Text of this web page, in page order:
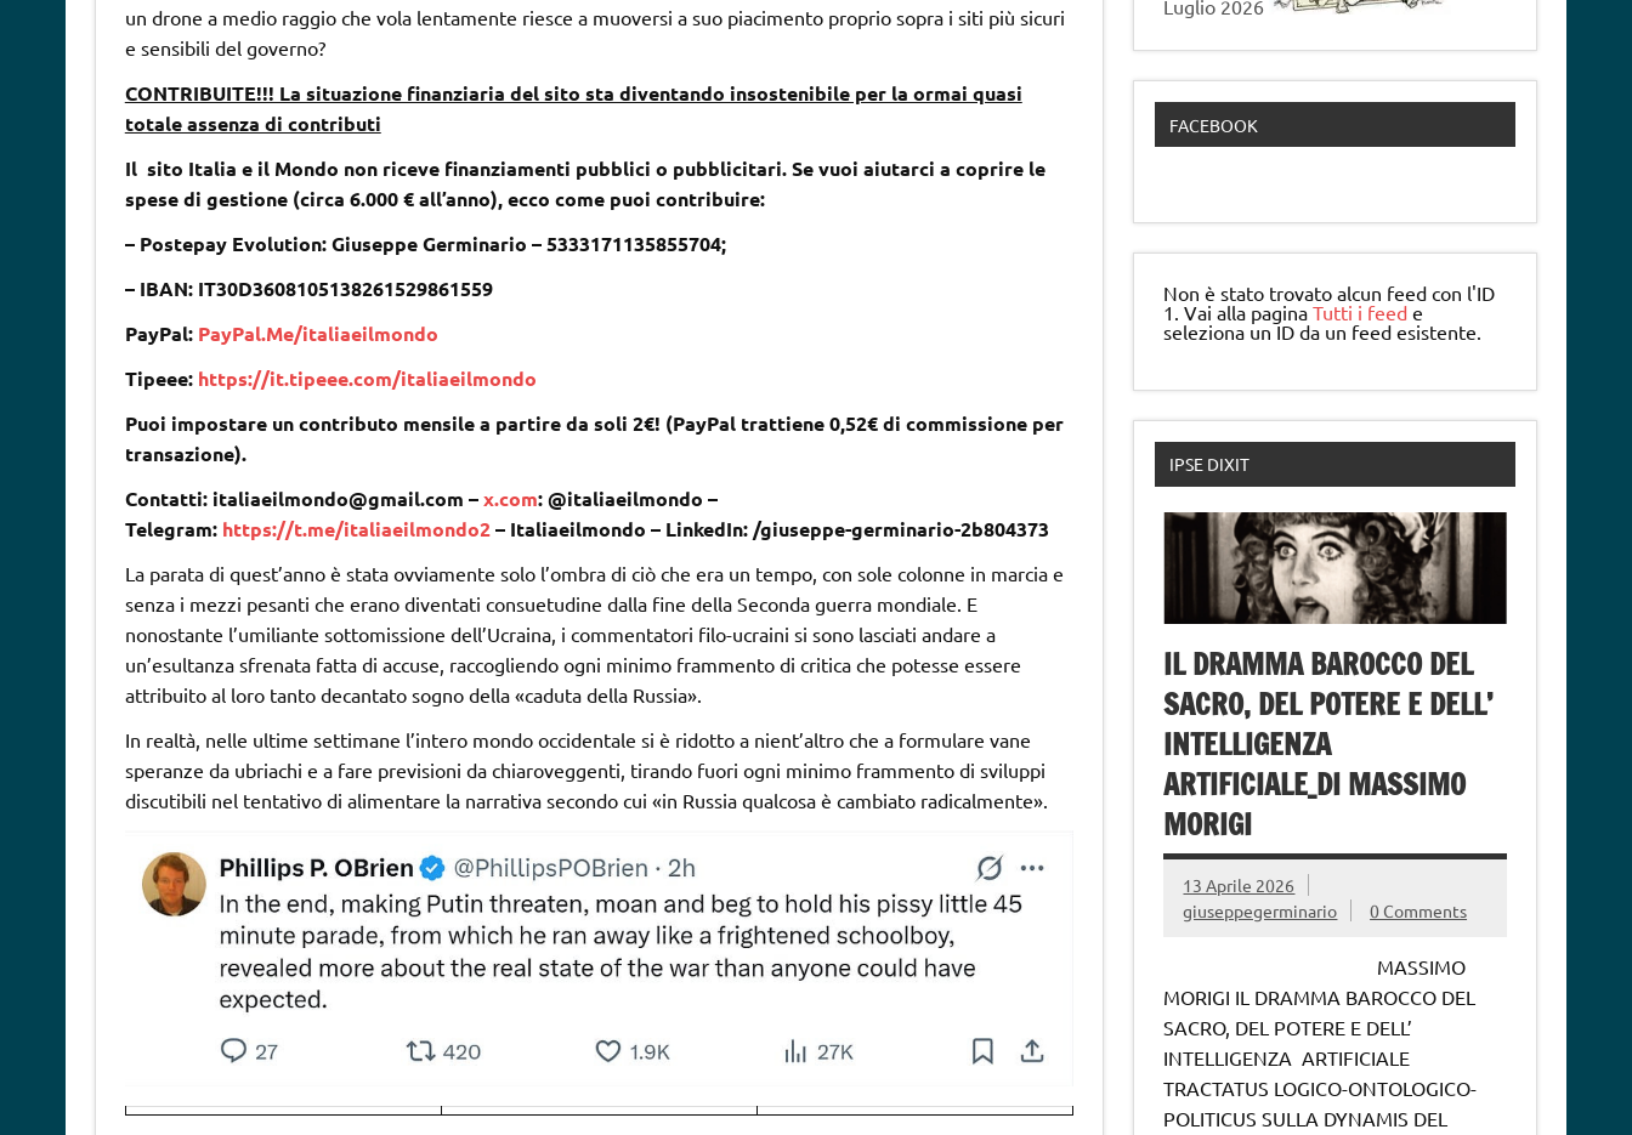
un drone a medio raggio che vola lentamente riesce a muoversi a suo piacimento proprio sopra i siti più sicuri
e sensibili del governo?
CONTRIBUITE!!! La situazione finanziaria del sito sta diventando insostenibile per la ormai quasi
totale assenza di contributi
Il sito Italia e il Mondo non riceve finanziamenti pubblici o pubblicitari. Se vuoi aiutarci a coprire le
spese di gestione (circa 6.000 € all’anno), ecco come puoi contribuire:
– Postepay Evolution: Giuseppe Germinario – 5333171135855704;
– IBAN: IT30D3608105138261529861559
PayPal: PayPal.Me/italiaeilmondo
Tipeee: https://it.tipeee.com/italiaeilmondo
Puoi impostare un contributo mensile a partire da soli 2€! (PayPal trattiene 0,52€ di commissione per
transazione).
Contatti: italiaeilmondo@gmail.com –x.com: @italiaeilmondo –
Telegram: https://t.me/italiaeilmondo2– Italiaeilmondo – LinkedIn: /giuseppe-germinario-2b804373
La parata di quest’anno è stata ovviamente solo l’ombra di ciò che era un tempo, con sole colonne in marcia e
senza i mezzi pesanti che erano diventati consuetudine dalla fine della Seconda guerra mondiale. E
nonostante l’umiliante sottomissione dell’Ucraina, i commentatori filo-ucraini si sono lasciati andare a
un’esultanza sfrenata fatta di accuse, raccogliendo ogni minimo frammento di critica che potesse essere
attribuito al loro tanto decantato sogno della «caduta della Russia».
In realtà, nelle ultime settimane l’intero mondo occidentale si è ridotto a nient’altro che a formulare vane
speranze da ubriachi e a fare previsioni da chiaroveggenti, tirando fuori ogni minimo frammento di sviluppi
discutibili nel tentativo di alimentare la narrativa secondo cui «in Russia qualcosa è cambiato radicalmente».
Luglio 2026
FACEBOOK
Non è stato trovato alcun feed con l'ID
1. Vai alla paginaTutti i feed e
seleziona un ID da un feed esistente.
IPSE DIXIT
IL DRAMMA BAROCCO DEL
SACRO, DEL POTERE E DELL’
INTELLIGENZA
ARTIFICIALE_DI MASSIMO
MORIGI
13 Aprile 2026
giuseppegerminario
0 Comments
MASSIMO
MORIGI IL DRAMMA BAROCCO DEL
SACRO, DEL POTERE E DELL’
INTELLIGENZA ARTIFICIALE
TRACTATUS LOGICO-ONTOLOGICO-
POLITICUS SULLA DYNAMIS DEL